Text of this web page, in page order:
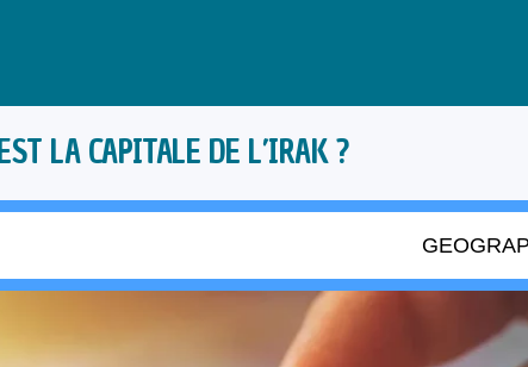
LA CAPITALE DE L’IRAK ?